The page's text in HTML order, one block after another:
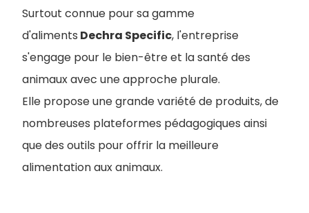
Surtout connue pour sa gamme
d'aliments Dechra Specific, l'entreprise
s'engage pour le bien-être et la santé des
animaux avec une approche plurale.
Elle propose une grande variété de produits, de
nombreuses plateformes pédagogiques ainsi
que des outils pour offrir la meilleure
alimentation aux animaux.